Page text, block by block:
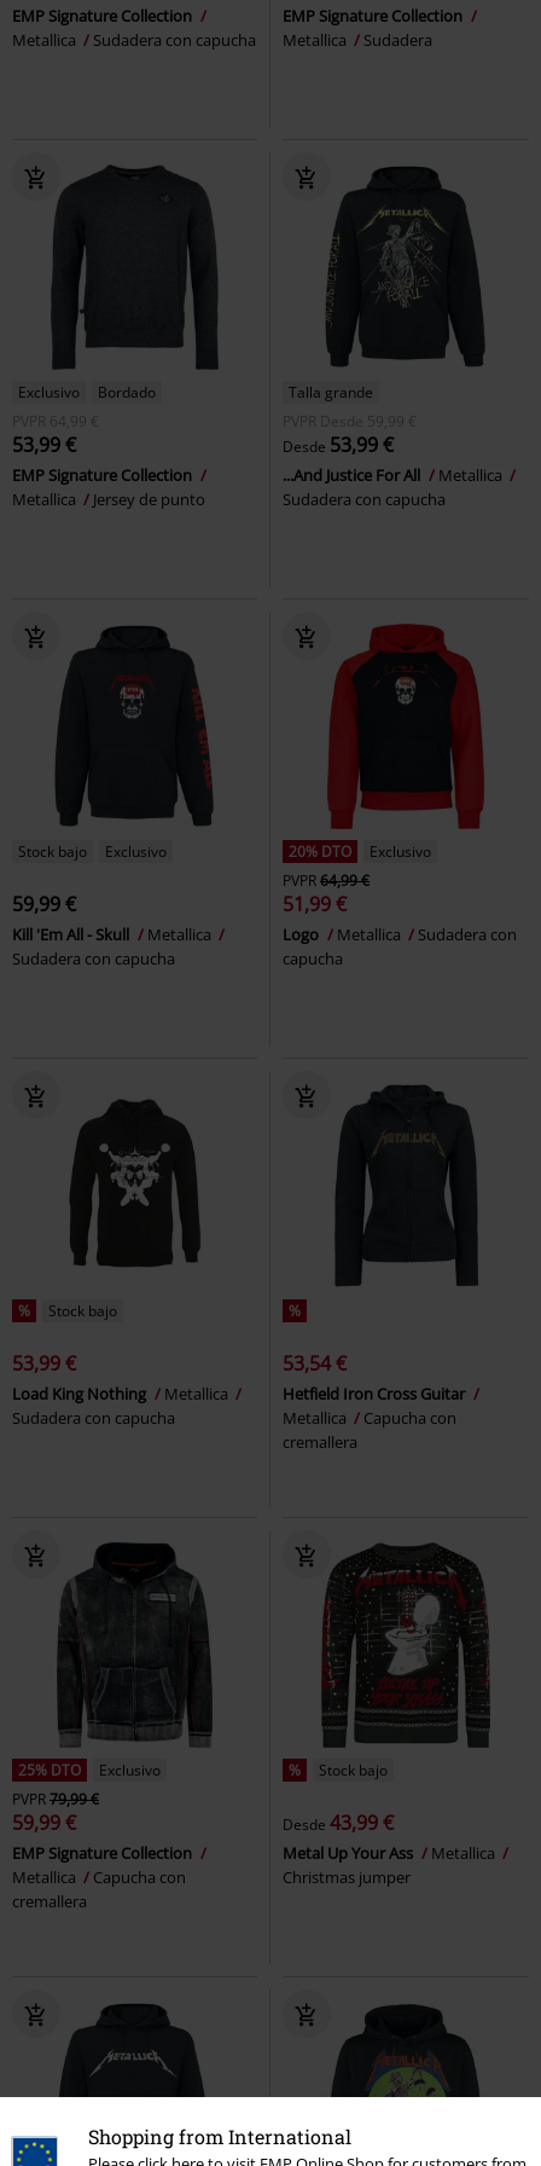
Shopping from International
EMP Signature Collection
Metallica
Sudadera con capucha
EMP Signature Collection
Metallica
Sudadera
Exclusivo
Bordado
PVPR 64,99 €
53,99 €
EMP Signature Collection
Metallica
Jersey de punto
Talla grande
PVPR
Desde
59,99 €
Desde 53,99 €
...And Justice For All
Metallica
Sudadera con capucha
Stock bajo Exclusivo
59,99 €
Kill 'Em All - Skull
Metallica
Sudadera con capucha
20% DTO
Exclusivo
PVPR64,99 €
51,99 €
Logo Metallica
Sudadera con
capucha
% Stock bajo
53,99 €
Load King Nothing
Metallica
Sudadera con capucha
%
53,54 €
Hetfield Iron Cross Guitar
Metallica
Capucha con
cremallera
25% DTO
Exclusivo
PVPR79,99 €
59,99 €
EMP Signature Collection
Metallica
Capucha con
cremallera
% Stock bajo
Desde 43,99 €
Metal Up Your Ass
Metallica
Christmas jumper